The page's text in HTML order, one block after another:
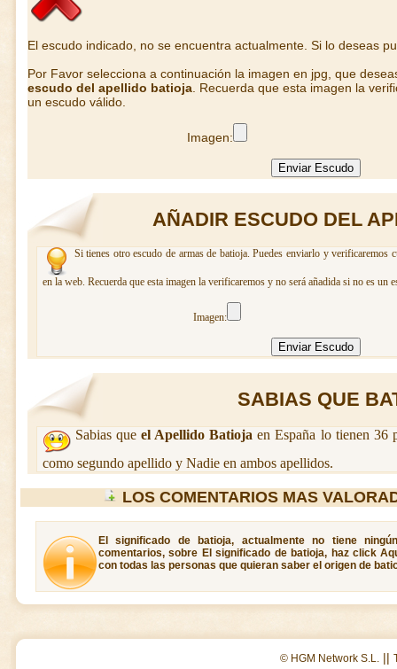
El escudo indicado, no se encuentra actualmente. Si lo deseas
Por Favor selecciona a continuación la imagen en jpg, que
escudo del apellido batioja . Recuerda que esta imagen la
un escudo válido.
Imagen:
AÑADIR ESCUDO DEL
Si tienes otro escudo de armas de batioja. Puedes enviarlo y verificaremos
en la web. Recuerda que esta imagen la verificaremos y no será añadida si no es un
Imagen:
SABIAS QUE
Sabias queel Apellido Batioja en España lo tienen 36
como segundo apellido y Nadie en ambos apellidos.
LOS COMENTARIOS MAS
El significado de batioja, actualmente no tiene
comentarios, sobre El significado de batioja, haz click
con todas las personas que quieran saber el origen de
© HGM Network S.L. ||